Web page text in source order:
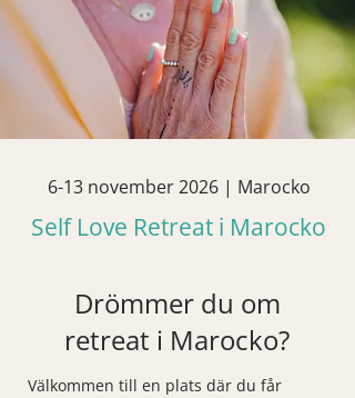
6-13 november 2026 | Marocko
Self Love Retreat i Marocko
Drömmer du om
retreat i Marocko?
​Välkommen till en plats där du får